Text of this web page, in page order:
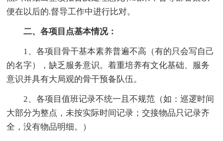
便在以后的.督导工作中进行比对。
二、各项目点基本情况：
1、各项目骨干基本素养普遍不高（有的只会写自己
的名字），缺乏服务意识。着重培养有文化基础、服务
意识并具有大局观的骨干预备队伍。
2、各项目值班记录不统一且不规范（如：巡逻时间
大部分为整点，未按实际时间记录；交接物品只记录齐
全，没有物品明细。）